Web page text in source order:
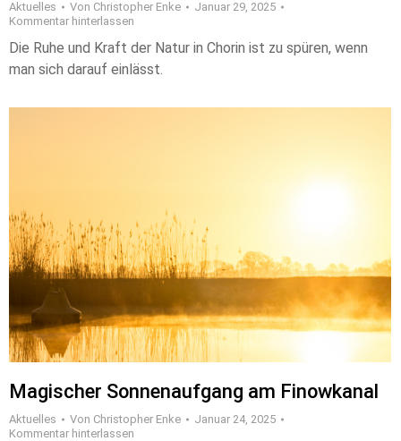
Aktuelles Von Christopher Enke
Januar 29, 2025
Kommentar hinterlassen
Die Ruhe und Kraft der Natur in Chorin ist zu spüren, wenn
man sich darauf einlässt.
Magischer Sonnenaufgang am Finowkanal
Aktuelles Von Christopher Enke
Januar 24, 2025
Kommentar hinterlassen